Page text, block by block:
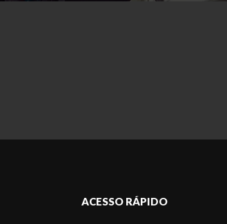
ACESSO RÁPIDO